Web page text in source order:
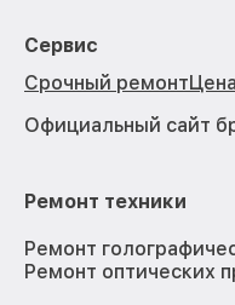
Сервис
Срочный ремонт
Официальный сайт
Ремонт техники
Ремонт
Ремонт оптических